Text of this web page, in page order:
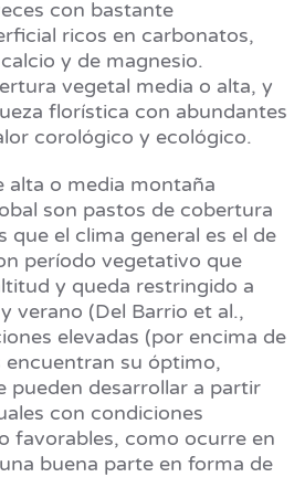
con bastante
ricos en carbonatos,
y de magnesio.
vegetal media o alta, y
florística con abundantes
corológico y ecológico.
alta o media montaña
son pastos de cobertura
que el clima general es el de
período vegetativo que
y queda restringido a
verano (Del Barrio et al.,
elevadas (por encima de
encuentran su óptimo,
pueden desarrollar a partir
con condiciones
favorables, como ocurre en
buena parte en forma de